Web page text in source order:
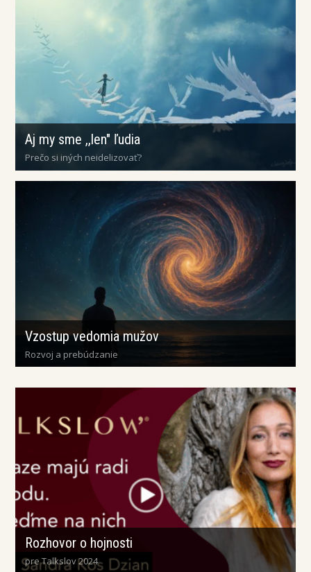
Aj my sme ,,len" ľudia
Prečo si iných neidelizovať?
Vzostup vedomia mužov
Rozvoj a prebúdzanie
Rozhovor o hojnosti
pre Talkslov 2024